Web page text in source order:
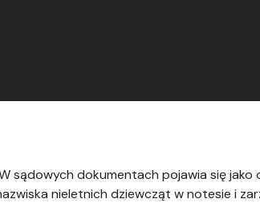
sądowych dokumentach pojawia się jako
nieletnich dziewcząt w notesie i